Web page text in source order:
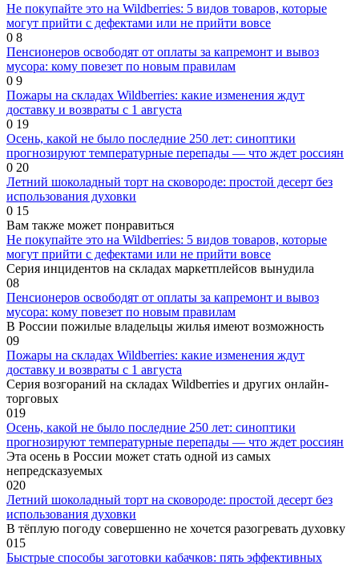
Не покупайте это на Wildberries: 5 видов товаров, которые
могут прийти с дефектами или не прийти вовсе
0 8
Пенсионеров освободят от оплаты за капремонт и вывоз
мусора: кому повезет по новым правилам
0 9
Пожары на складах Wildberries: какие изменения ждут
доставку и возвраты с 1 августа
0 19
Осень, какой не было последние 250 лет: синоптики
прогнозируют температурные перепады — что ждет россиян
0 20
Летний шоколадный торт на сковороде: простой десерт без
использования духовки
0 15
Вам также может понравиться
Не покупайте это на Wildberries: 5 видов товаров, которые
могут прийти с дефектами или не прийти вовсе
Серия инцидентов на складах маркетплейсов вынудила
08
Пенсионеров освободят от оплаты за капремонт и вывоз
мусора: кому повезет по новым правилам
В России пожилые владельцы жилья имеют возможность
09
Пожары на складах Wildberries: какие изменения ждут
доставку и возвраты с 1 августа
Серия возгораний на складах Wildberries и других онлайн-
торговых
019
Осень, какой не было последние 250 лет: синоптики
прогнозируют температурные перепады — что ждет россиян
Эта осень в России может стать одной из самых
непредсказуемых
020
Летний шоколадный торт на сковороде: простой десерт без
использования духовки
В тёплую погоду совершенно не хочется разогревать духовку
015
Быстрые способы заготовки кабачков: пять эффективных